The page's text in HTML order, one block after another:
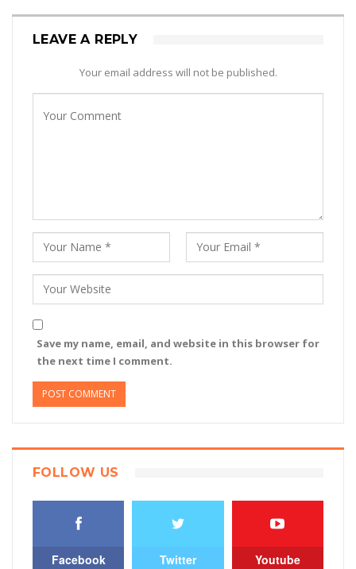
LEAVE A REPLY
Your email address will not be published.
Save my name, email, and website in this browser for
the next time I comment.
FOLLOW US
Facebook Twitter Youtube